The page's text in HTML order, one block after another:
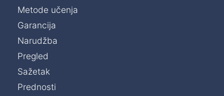
Metode učenja
Garancija
Narudžba
Pregled
Sažetak
Prednosti